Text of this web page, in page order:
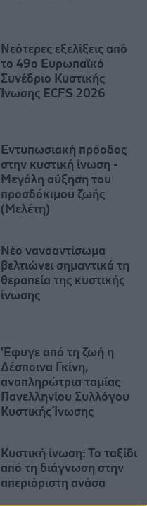
Νεότερες εξελίξεις από
το 49ο Ευρωπαϊκό
Συνέδριο Κυστικής
Ίνωσης ECFS 2026
Εντυπωσιακή πρόοδος
στην κυστική ίνωση -
Μεγάλη αύξηση του
προσδόκιμου ζωής
(Μελέτη)
Νέο νανοαντίσωμα
βελτιώνει σημαντικά τη
θεραπεία της κυστικής
ίνωσης
'Εφυγε από τη ζωή η
Δέσποινα Γκίνη,
αναπληρώτρια ταμίας
Πανελληνίου Συλλόγου
Κυστικής Ίνωσης
Κυστική ίνωση: Το ταξίδι
από τη διάγνωση στην
απεριόριστη ανάσα